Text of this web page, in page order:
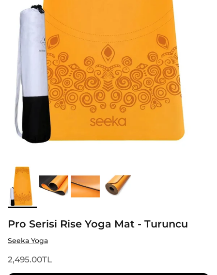
Pro Serisi Rise Yoga Mat - Turuncu
Seeka Yoga
2,495.00TL